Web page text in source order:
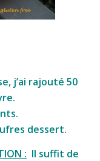
j’ai rajouté 50
dessert.
: Il suffit de